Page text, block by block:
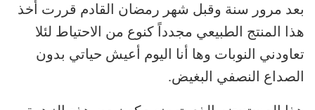
بعد مرور سنة وقبل شهر رمضان القادم قررت أخذ
هذا المنتج الطبيعي مجدداً كنوع من الاحتياط لئلا
تعاودني النوبات وها أنا اليوم أعيش حياتي بدون
الصداع النصفي البغيض.